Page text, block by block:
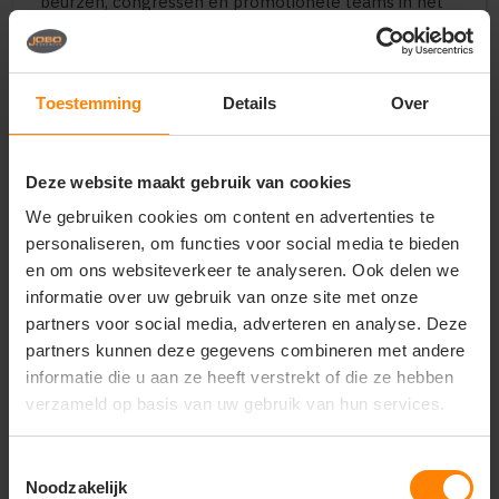
Toestemming Details Over
Deze website maakt gebruik van cookies
We gebruiken cookies om content en advertenties te
personaliseren, om functies voor social media te bieden
en om ons websiteverkeer te analyseren. Ook delen we
informatie over uw gebruik van onze site met onze
partners voor social media, adverteren en analyse. Deze
partners kunnen deze gegevens combineren met andere
informatie die u aan ze heeft verstrekt of die ze hebben
verzameld op basis van uw gebruik van hun services.
Noodzakelijk
najaar en de winter
Premium en comfortabele merchandise voor
hoogwaardige merken, businessclubs en bedrijven
Belangrijkste kenmerken:
vormbehoud
Design:Eigentijds ontwerp met lange mouwen
(Long Sleeve), een klassieke geribde kraag en een
nette knopenlijst
Comfortabele herenpasvorm (Regular
fit) voor een professionele en stijlvolle uitstraling
Duurzaamheid: Hoogwaardige afwerking van de
naden en boorden, bestand tegen frequent dragen
en intensief wassen
Afwerking:Fijnmazige, gladde textuur die een